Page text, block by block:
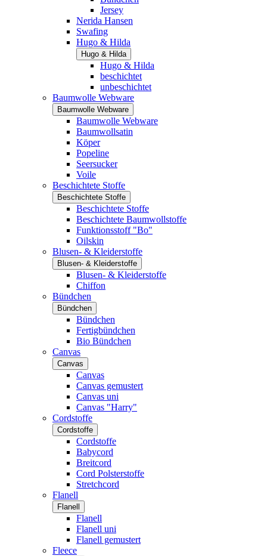
Jersey
Nerida Hansen
Swafing
Hugo & Hilda
Hugo & Hilda
Hugo & Hilda
beschichtet
unbeschichtet
Baumwolle Webware
Baumwolle Webware
Baumwolle Webware
Baumwollsatin
Köper
Popeline
Seersucker
Voile
Beschichtete Stoffe
Beschichtete Stoffe
Beschichtete Stoffe
Beschichtete Baumwollstoffe
Funktionsstoff "Bo"
Oilskin
Blusen- & Kleiderstoffe
Blusen- & Kleiderstoffe
Blusen- & Kleiderstoffe
Chiffon
Bündchen
Bündchen
Bündchen
Fertigbündchen
Bio Bündchen
Canvas
Canvas
Canvas
Canvas gemustert
Canvas uni
Canvas "Harry"
Cordstoffe
Cordstoffe
Cordstoffe
Babycord
Breitcord
Cord Polsterstoffe
Stretchcord
Flanell
Flanell
Flanell
Flanell uni
Flanell gemustert
Fleece